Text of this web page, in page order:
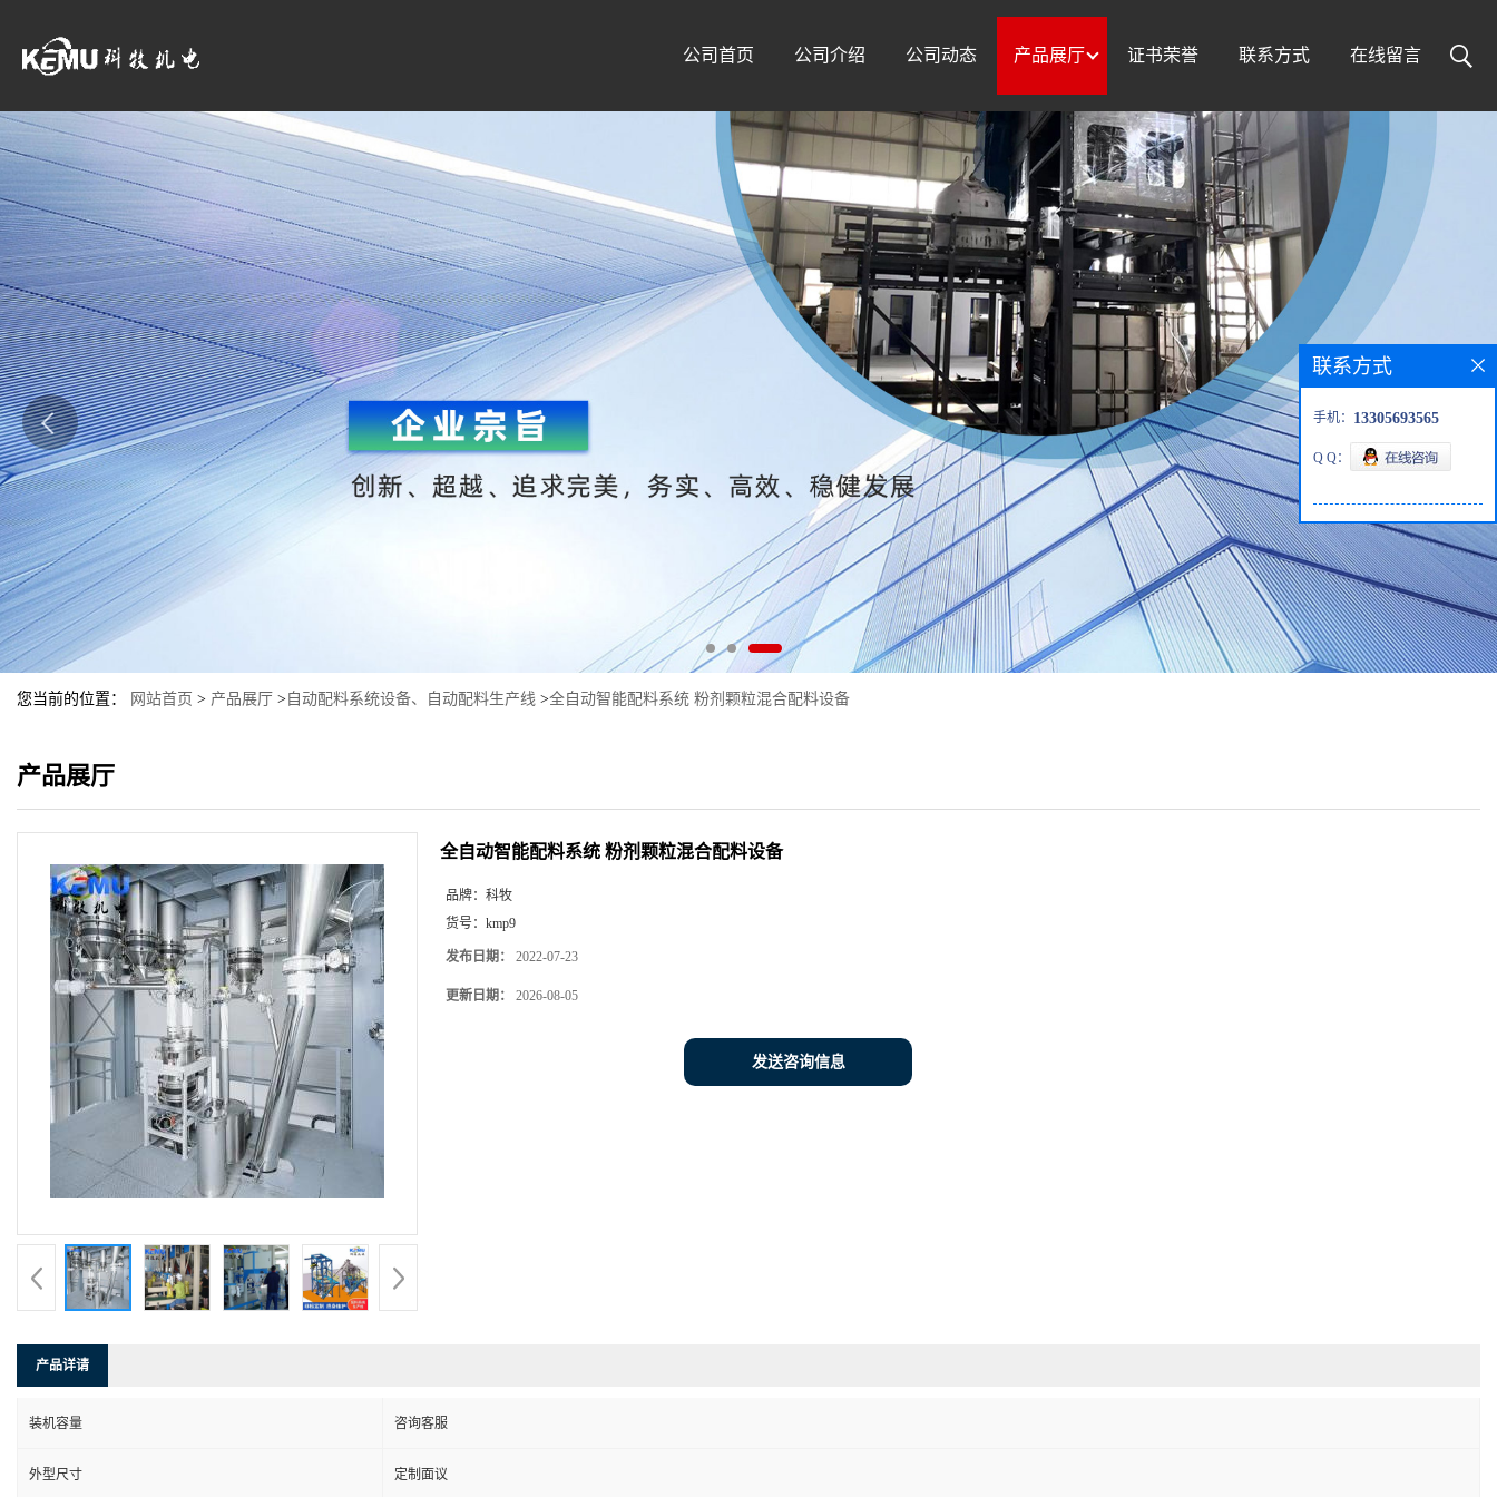
公司首页 公司介绍 公司动态 产品展厅 证书荣誉 联系方式 在线留言
您当前的位置： 网站首页 > 产品展厅 > 自动配料系统设备、自动配料生产线 >全自动智能配料系统 粉剂颗粒混合配料设备
产品展厅
全自动智能配料系统 粉剂颗粒混合配料设备
品牌： 科牧
货号： kmp9
发布日期： 2022-07-23
更新日期： 2026-08-05
发送咨询信息
产品详请
装机容量 咨询客服
外型尺寸 定制面议
联系方式
手机： 13305693565
Q Q：